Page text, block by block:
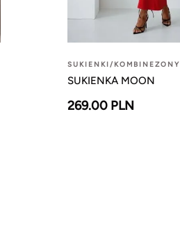
SUKIENKI/KOMBINEZONY
SUKIENKA MOON
269.00 PLN